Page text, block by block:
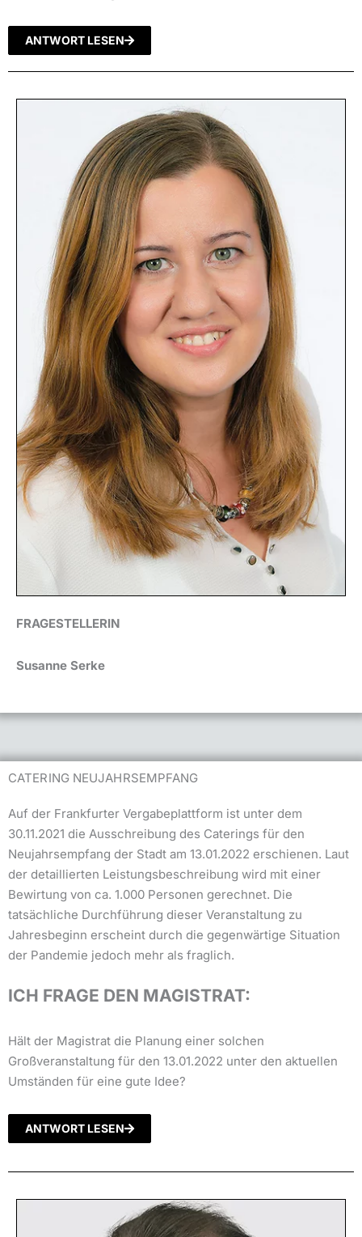
ANTWORT LESEN
FRAGESTELLERIN
Susanne Serke
CATERING NEUJAHRSEMPFANG
Auf der Frankfurter Vergabeplattform ist unter dem
30.11.2021 die Ausschreibung des Caterings für den
Neujahrsempfang der Stadt am 13.01.2022 erschienen. Laut
der detaillierten Leistungsbeschreibung wird mit einer
Bewirtung von ca. 1.000 Personen gerechnet. Die
tatsächliche Durchführung dieser Veranstaltung zu
Jahresbeginn erscheint durch die gegenwärtige Situation
der Pandemie jedoch mehr als fraglich.
ICH FRAGE DEN MAGISTRAT:
Hält der Magistrat die Planung einer solchen
Großveranstaltung für den 13.01.2022 unter den aktuellen
Umständen für eine gute Idee?
ANTWORT LESEN